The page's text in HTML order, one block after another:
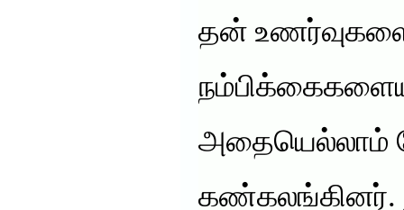
தன்
அதையெல்லாம்
கண்கலங்கினர்.